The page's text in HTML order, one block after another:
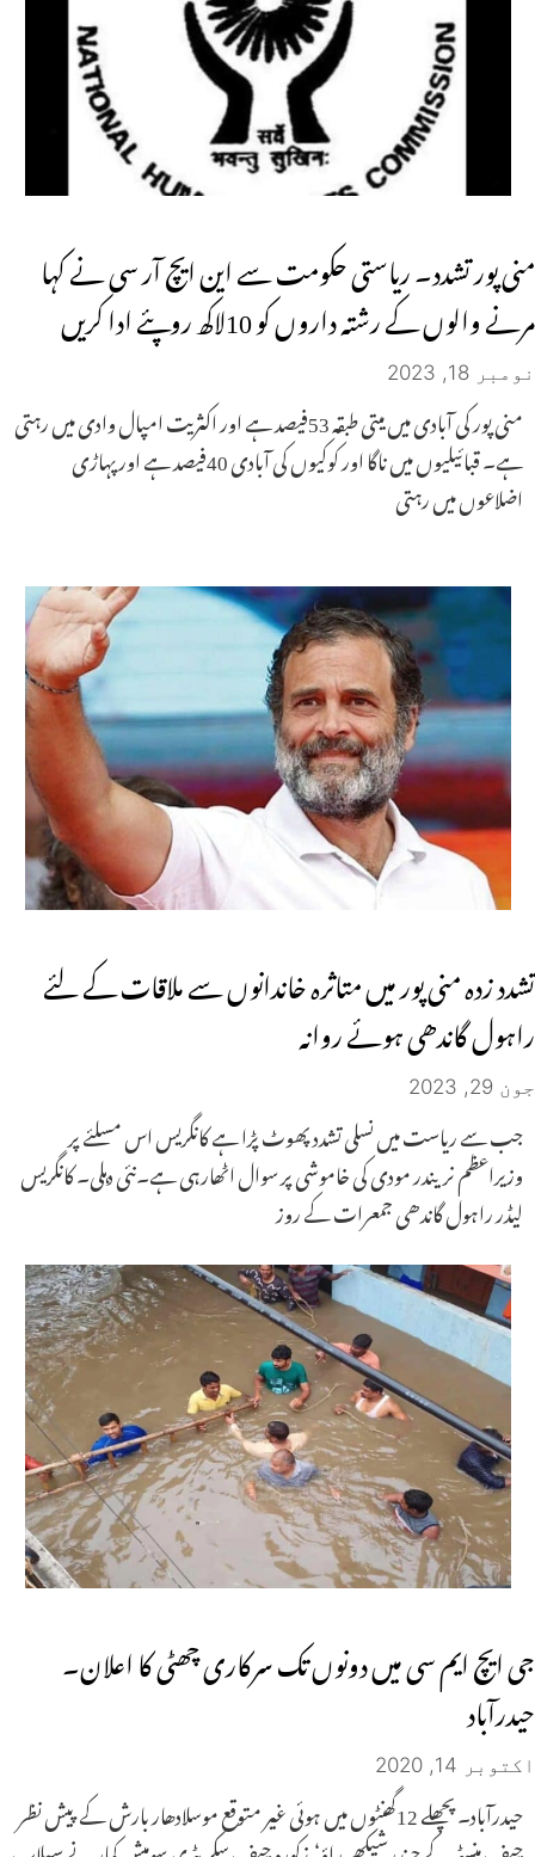
منی پور تشدد۔ ریاستی حکومت سے این ایچ آر سی نے کہا
مرنے والوں کے رشتہ داروں کو 10لاکھ روپئے ادا کریں
نومبر 18, 2023
منی پور کی آبادی میں میتی طبقہ 53فیصد ہے اور اکثریت امپال وادی میں رہتی
ہے۔ قبائیلیوں میں ناگا اور کوکیوں کی آبادی 40فیصد ہے اور پہاڑی
اضلاعوں میں رہتی
تشدد زدہ منی پور میں متاثرہ خاندانوں سے ملاقات کے لئے
راہول گاندھی ہوئے روانہ
جون 29, 2023
جب سے ریاست میں نسلی تشدد پھوٹ پڑا ہے کانگریس اس مسلئے پر
وزیراعظم نریندر مودی کی خاموشی پر سوال اٹھارہی ہے۔نئی دہلی۔ کانگریس
لیڈر راہول گاندھی جمعرات کے روز
جی ایچ ایم سی میں دونوں تک سرکاری چھٹی کا اعلان۔
حیدرآباد
اکتوبر 14, 2020
حیدرآباد۔ پچھلے 12گھنٹوں میں ہوئی غیر متوقع موسلادھار بارش کے پیش نظر